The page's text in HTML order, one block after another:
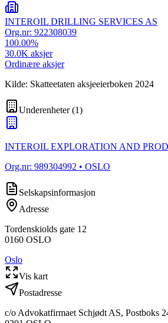
INTEROIL DRILLING SERVICES AS
Org.nr: 922308039
100.00%
30.0K aksjer
Ordinære aksjer
Kilde: Skatteetaten aksjeeierboken 2024
Underenheter(1)
INTEROIL EXPLORATION AND
Org.nr: 989304992 • OSLO
Selskapsinformasjon
Adresse
Tordenskiolds gate 12
0160 OSLO
Oslo
Vis kart
Postadresse
c/o Advokatfirmaet Schjødt AS, Postboks